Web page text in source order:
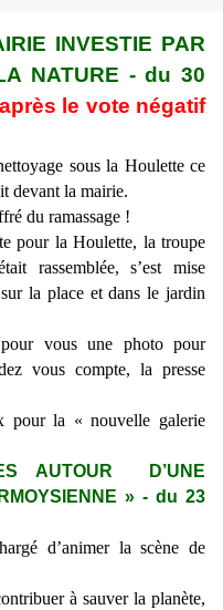
INVESTIE PAR
NATURE - du 30
le vote négatif
sous la Houlette ce
devant la mairie.
du ramassage !
pour la Houlette, la troupe
rassemblée, s’est mise
la place et dans le jardin
vous une photo pour
vous compte, la presse
la « nouvelle galerie
AUTOUR D’UNE
» - du 23
d’animer la scène de
à sauver la planète,